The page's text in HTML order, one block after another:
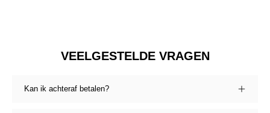
VEELGESTELDE VRAGEN
Kan ik achteraf betalen?